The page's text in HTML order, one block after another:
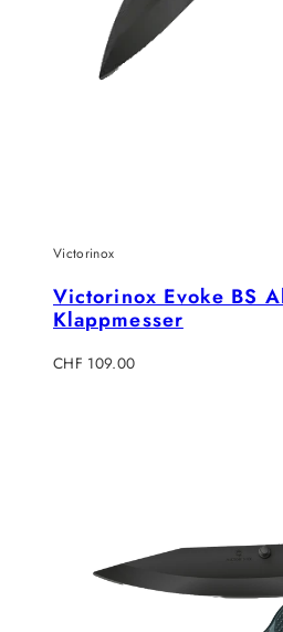
Victorinox
Victorinox Evoke BS
Klappmesser
Regulärer
CHF 109.00